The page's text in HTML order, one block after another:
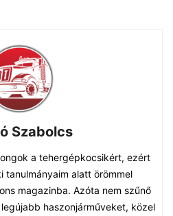
Szabolcs
a tehergépkocsikért, ezért
tanulmányaim alatt örömmel
magazinba. Azóta nem szűnő
haszonjárműveket, közel